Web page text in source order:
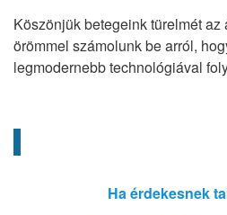
Köszönjük betegeink türelmét
örömmel számolunk be arról,
legmodernebb technológiával
Ha érdekesnek